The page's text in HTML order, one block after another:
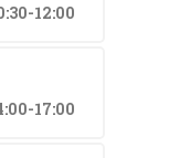
12:00
17:00